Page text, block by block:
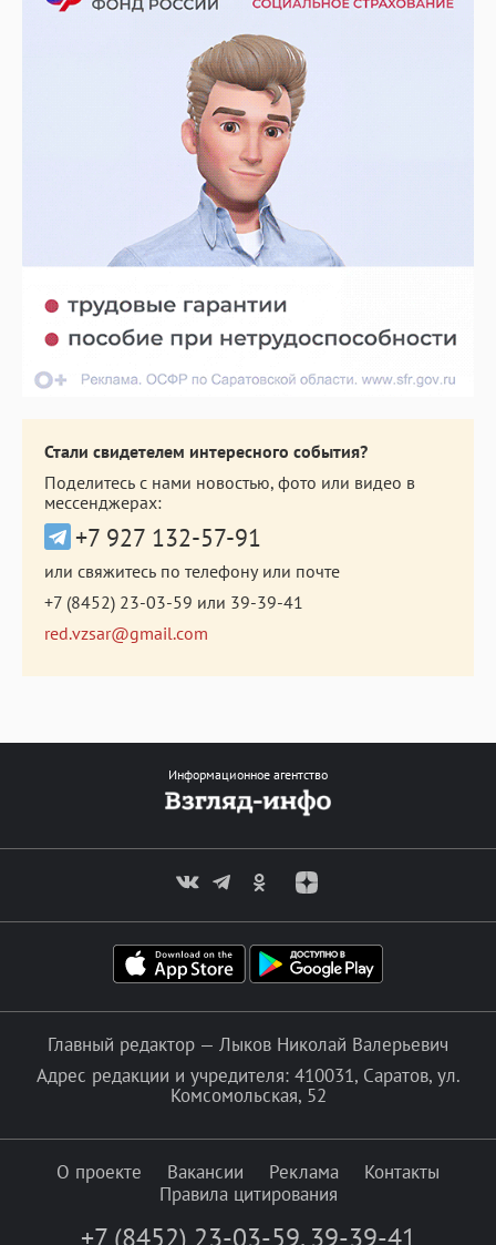
Стали свидетелем интересного события?
Поделитесь с нами новостью, фото или видео в
мессенджерах:
+7 927 132-57-91
или свяжитесь по телефону или почте
+7 (8452) 23-03-59 или 39-39-41
red.vzsar@gmail.com
Информационное агентство
Главный редактор — Лыков Николай Валерьевич
Адрес редакции и учредителя: 410031, Саратов, ул.
Комсомольская, 52
О проекте Вакансии Реклама
Контакты
Правила цитирования
+7 (8452) 23-03-59, 39-39-41